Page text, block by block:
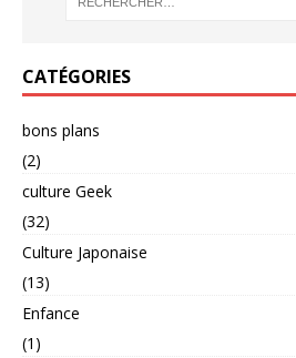
CATÉGORIES
bons plans
(2)
culture Geek
(32)
Culture Japonaise
(13)
Enfance
(1)